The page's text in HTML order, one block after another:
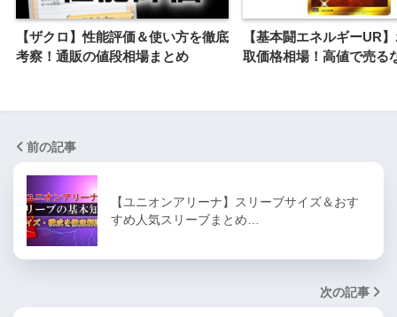
【ザクロ】性能評価＆使い方を徹底
考察！通販の値段相場まとめ
【基本闘エネルギーUR
取価格相場！高値で売る
前の記事
【ユニオンアリーナ】スリーブサイズ＆おす
すめ人気スリーブまとめ…
次の記事